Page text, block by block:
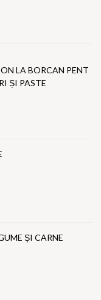
LA BORCAN PENT
ȘI PASTE
ȘI CARNE